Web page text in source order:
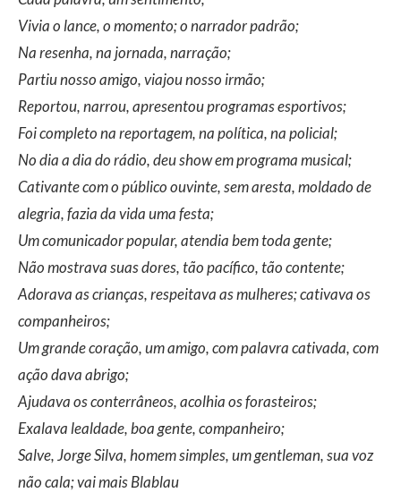
Vivia o lance, o momento; o narrador padrão;
Na resenha, na jornada, narração;
Partiu nosso amigo, viajou nosso irmão;
Reportou, narrou, apresentou programas esportivos;
Foi completo na reportagem, na política, na policial;
No dia a dia do rádio, deu show em programa musical;
Cativante com o público ouvinte, sem aresta, moldado de
alegria, fazia da vida uma festa;
Um comunicador popular, atendia bem toda gente;
Não mostrava suas dores, tão pacífico, tão contente;
Adorava as crianças, respeitava as mulheres; cativava os
companheiros;
Um grande coração, um amigo, com palavra cativada, com
ação dava abrigo;
Ajudava os conterrâneos, acolhia os forasteiros;
Exalava lealdade, boa gente, companheiro;
Salve, Jorge Silva, homem simples, um gentleman, sua voz
não cala; vai mais Blablau